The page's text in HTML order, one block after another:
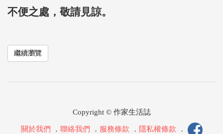
不便之處，敬請見諒。
繼續瀏覽
Copyright © 作家生活誌
關於我們 ． 聯絡我們 ． 服務條款 ． 隱私權條款 ．